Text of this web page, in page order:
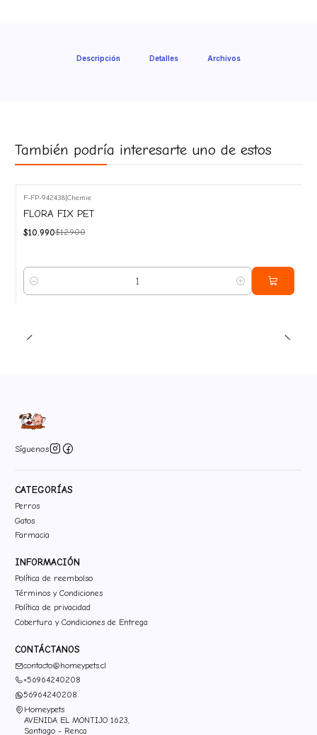
Descripción Detalles Archivos
También podría interesarte uno de estos
-15%
OFF
F-FP-942438| Chemie
FLORA FIX PET
$10.990$12.900
Cantidad
Síguenos
CATEGORÍAS
Perros
Gatos
Farmacia
INFORMACIÓN
Política de reembolso
Términos y Condiciones
Política de privacidad
Cobertura y Condiciones de Entrega
CONTÁCTANOS
contacto@homeypets.cl
+56964240208
56964240208
Homeypets
AVENIDA EL MONTIJO 1623,
Santiago - Renca